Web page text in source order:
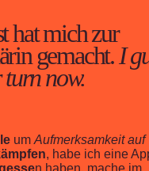
hat mich zur
gemacht. I
now.
um Aufmerksamkeit auf
, habe ich eine
n haben, mache im